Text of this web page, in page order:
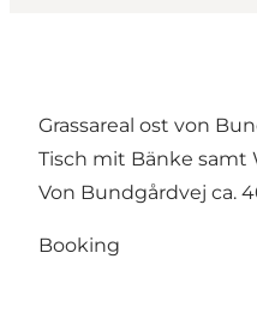
Grassareal ost von
Tisch mit Bänke samt
Von Bundgårdvej ca.
Booking